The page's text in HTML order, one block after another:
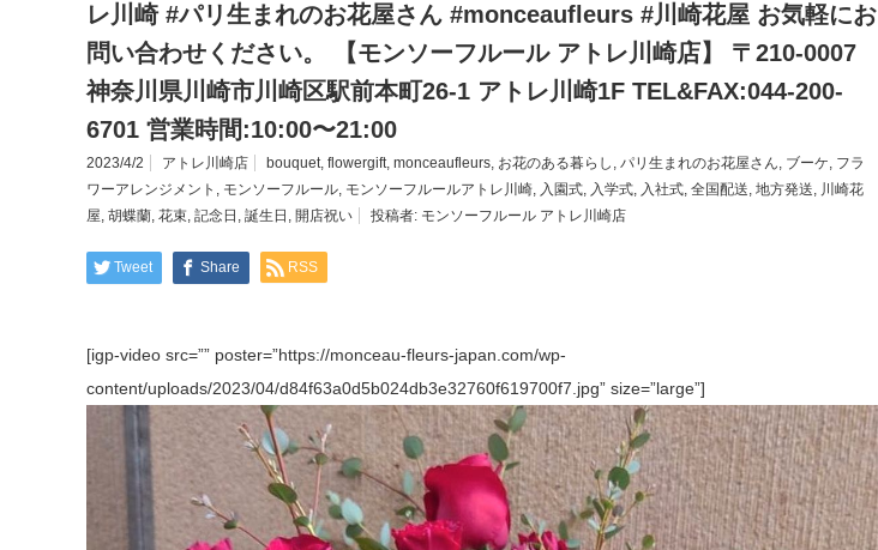
レ川崎 #パリ生まれのお花屋さん #monceaufleurs #川崎花屋 お気軽にお
問い合わせください。 【モンソーフルール アトレ川崎店】 〒210-0007
神奈川県川崎市川崎区駅前本町26-1 アトレ川崎1F TEL&FAX:044-200-
6701 営業時間:10:00〜21:00
2023/4/2 アトレ川崎店 bouquet, flowergift, monceaufleurs, お花のある暮らし , パリ生まれのお花屋さん, ブーケ, フラ
ワーアレンジメント , モンソーフルール, モンソーフルールアトレ川崎, 入園式, 入学式, 入社式, 全国配送, 地方発送, 川崎花
屋, 胡蝶蘭, 花束, 記念日 , 誕生日 , 開店祝い 投稿者: モンソーフルール アトレ川崎店
Tweet Share RSS
[igp-video src=”” poster=”https://monceau-fleurs-japan.com/wp-
content/uploads/2023/04/d84f63a0d5b024db3e32760f619700f7.jpg” size=”large”]